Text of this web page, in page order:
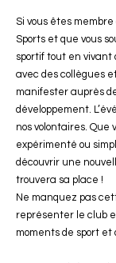
Si vous êtes membre
Sports et que vous
sportif tout en vivant
avec des collègues
manifester auprès
développement.
nos volontaires. Que
expérimenté ou
découvrir une
trouvera sa place !
Ne manquez pas
représenter le club
moments de sport et